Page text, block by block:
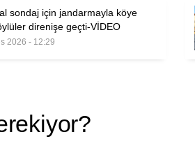
sondaj için jandarmayla köye
direnişe geçti-VİDEO
2026 - 12:29